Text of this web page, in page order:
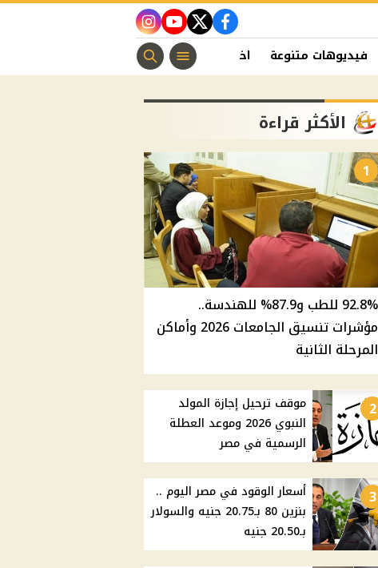
facebook
twitter
youtube
instagram
فيديوهات متنوعة اخبار الفن منوعات مسيحية
الأكثر قراءة
1
92.8% للطب و87.9% للهندسة..
مؤشرات تنسيق الجامعات 2026 وأماكن
المرحلة الثانية
2
موقف ترحيل إجازة المولد
النبوي 2026 وموعد العطلة
الرسمية في مصر
3
أسعار الوقود في مصر اليوم ..
بنزين 80 بـ20.75 جنيه والسولار
بـ20.50 جنيه